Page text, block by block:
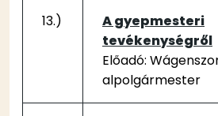
13.)
A gyepmesteri
tevékenységről
Előadó:
alpolgármester